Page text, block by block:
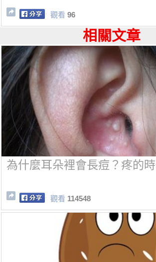
觀看 96
相關文章
為什麼耳朵裡會長痘？疼的
觀看 114548